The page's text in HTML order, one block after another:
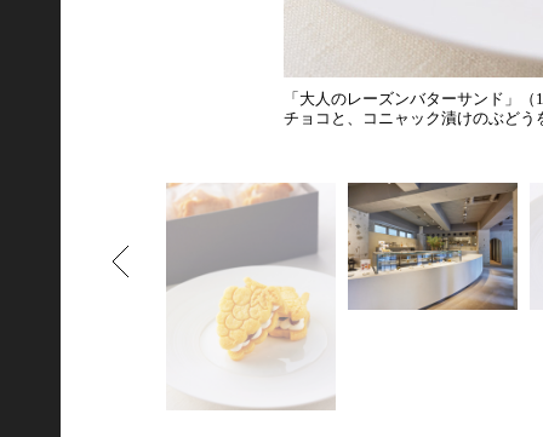
「大人のレーズンバターサンド」
チョコと、コニャック漬けのぶどう